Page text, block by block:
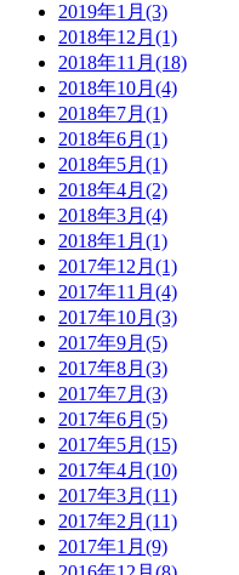
2019年1月(3)
2018年12月(1)
2018年11月(18)
2018年10月(4)
2018年7月(1)
2018年6月(1)
2018年5月(1)
2018年4月(2)
2018年3月(4)
2018年1月(1)
2017年12月(1)
2017年11月(4)
2017年10月(3)
2017年9月(5)
2017年8月(3)
2017年7月(3)
2017年6月(5)
2017年5月(15)
2017年4月(10)
2017年3月(11)
2017年2月(11)
2017年1月(9)